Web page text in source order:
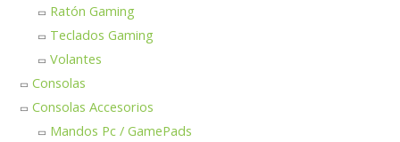
Ratón Gaming
Teclados Gaming
Volantes
Consolas
Consolas Accesorios
Mandos Pc / GamePads